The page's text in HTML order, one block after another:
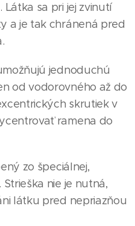
sa pri jej zvinutí
a je tak chránená pred
jednoduchú
od vodorovného až do
skrutiek v
ramena do
zo špeciálnej,
Strieška nie je nutná,
látku pred nepriazňou